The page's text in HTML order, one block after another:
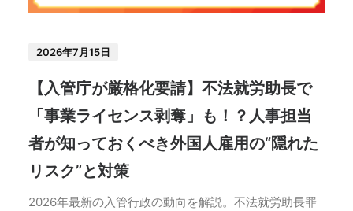
2026年7月15日
【入管庁が厳格化要請】不法就労助長で
「事業ライセンス剥奪」も！？人事担当
者が知っておくべき外国人雇用の“隠れた
リスク”と対策
2026年最新の入管行政の動向を解説。不法就労助長罪